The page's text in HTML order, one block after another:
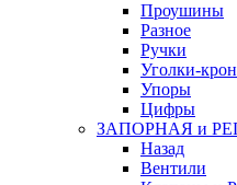
Проушины
Разное
Ручки
Уголки-
Упоры
Цифры
ЗАПОРНАЯ и
Назад
Вентили